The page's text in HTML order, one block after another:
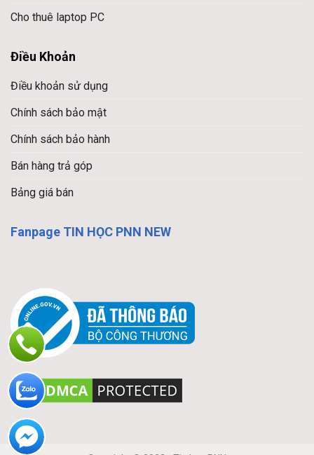
Cho thuê laptop PC
Điều Khoản
Điều khoản sử dụng
Chính sách bảo mật
Chính sách bảo hành
Bán hàng trả góp
Bảng giá bán
Fanpage TIN HỌC PNN NEW